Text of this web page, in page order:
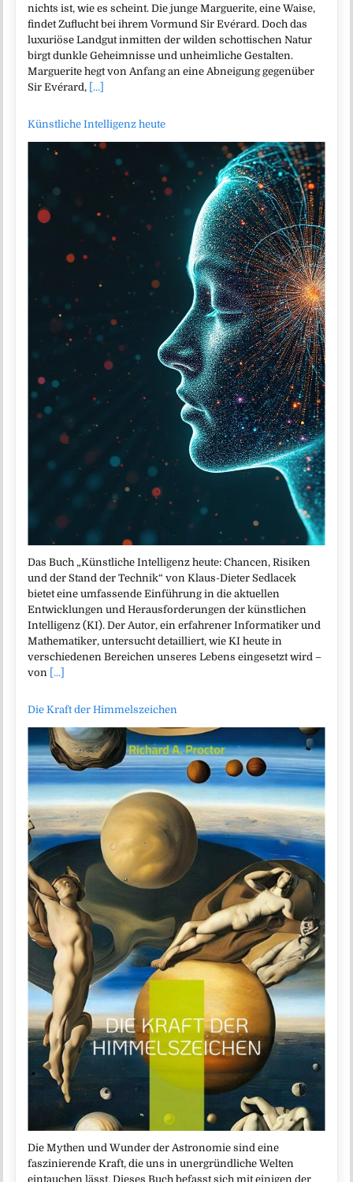
nichts ist, wie es scheint. Die junge Marguerite, eine Waise,
findet Zuflucht bei ihrem Vormund Sir Evérard. Doch das
luxuriöse Landgut inmitten der wilden schottischen Natur
birgt dunkle Geheimnisse und unheimliche Gestalten.
Marguerite hegt von Anfang an eine Abneigung gegenüber
Sir Evérard, [...]
Künstliche Intelligenz heute
Das Buch „Künstliche Intelligenz heute: Chancen, Risiken
und der Stand der Technik“ von Klaus-Dieter Sedlacek
bietet eine umfassende Einführung in die aktuellen
Entwicklungen und Herausforderungen der künstlichen
Intelligenz (KI). Der Autor, ein erfahrener Informatiker und
Mathematiker, untersucht detailliert, wie KI heute in
verschiedenen Bereichen unseres Lebens eingesetzt wird –
von [...]
Die Kraft der Himmelszeichen
Die Mythen und Wunder der Astronomie sind eine
faszinierende Kraft, die uns in unergründliche Welten
eintauchen lässt. Dieses Buch befasst sich mit einigen der